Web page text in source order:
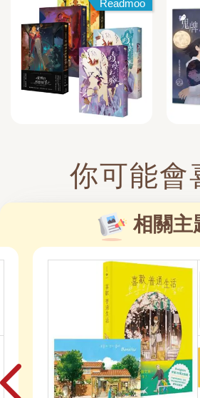
Readmoo
你可能會
相關主